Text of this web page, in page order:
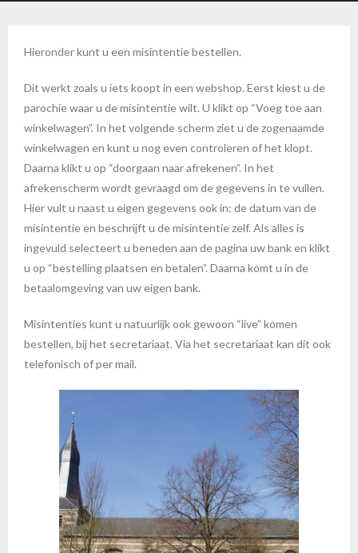
Hieronder kunt u een misintentie bestellen.
Dit werkt zoals u iets koopt in een webshop. Eerst kiest u de
parochie waar u de misintentie wilt. U klikt op “Voeg toe aan
winkelwagen”. In het volgende scherm ziet u de zogenaamde
winkelwagen en kunt u nog even controleren of het klopt.
Daarna klikt u op “doorgaan naar afrekenen”. In het
afrekenscherm wordt gevraagd om de gegevens in te vullen.
Hier vult u naast u eigen gegevens ook in: de datum van de
misintentie en beschrijft u de misintentie zelf. Als alles is
ingevuld selecteert u beneden aan de pagina uw bank en klikt
u op “bestelling plaatsen en betalen”. Daarna komt u in de
betaalomgeving van uw eigen bank.
Misintenties kunt u natuurlijk ook gewoon “live” komen
bestellen, bij het secretariaat. Via het secretariaat kan dit ook
telefonisch of per mail.